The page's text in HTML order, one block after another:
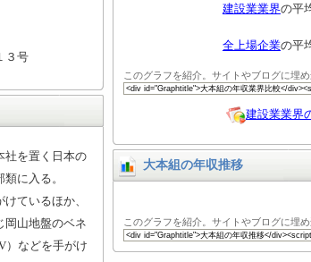
３号
社を置く日本の
に入る。
ているほか、
岡山地盤のベネ
）などを手がけ
建設業業界の平
全上場企業の平
このグラフを紹介。サイトやブログに埋
建設業業界
大本組の年収推移
このグラフを紹介。サイトやブログに埋